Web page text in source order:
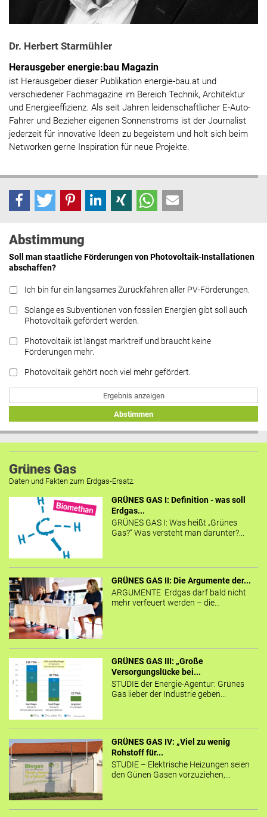
Dr. Herbert Starmühler
Herausgeber energie:bau Magazin
ist Herausgeber dieser Publikation energie-bau.at und
verschiedener Fachmagazine im Bereich Technik, Architektur
und Energieeffizienz. Als seit Jahren leidenschaftlicher E-Auto-
Fahrer und Bezieher eigenen Sonnenstroms ist der Journalist
jederzeit für innovative Ideen zu begeistern und holt sich beim
Networken gerne Inspiration für neue Projekte.
Abstimmung
Soll man staatliche Förderungen von Photovoltaik-Installationen
abschaffen?
Ich bin für ein langsames Zurückfahren aller PV-Förderungen.
Solange es Subventionen von fossilen Energien gibt soll auch
Photovoltaik gefördert werden.
Photovoltaik ist längst marktreif und braucht keine
Förderungen mehr.
Photovoltaik gehört noch viel mehr gefördert.
Ergebnis anzeigen
Abstimmen
Grünes Gas
Daten und Fakten zum Erdgas-Ersatz.
GRÜNES GAS I: Definition - was soll
Erdgas...
GRÜNES GAS I: Was heißt „Grünes
Gas?“ Was versteht man darunter?...
GRÜNES GAS II: Die Argumente der...
ARGUMENTE Erdgas darf bald nicht
mehr verfeuert werden – die...
GRÜNES GAS III: „Große
Versorgungslücke bei...
STUDIE der Energie-Agentur: Grünes
Gas lieber der Industrie geben...
GRÜNES GAS IV: „Viel zu wenig
Rohstoff für...
STUDIE – Elektrische Heizungen seien
den Günen Gasen vorzuziehen,...